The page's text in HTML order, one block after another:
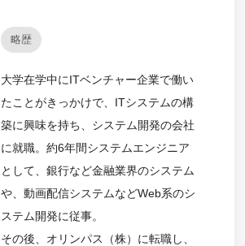
略歴
大学在学中にITベンチャー企業で働い
たことがきっかけで、ITシステムの構
築に興味を持ち、システム開発の会社
に就職。約6年間システムエンジニア
として、銀行など金融業界のシステム
や、動画配信システムなどWeb系のシ
ステム開発に従事。
その後、オリンパス（株）に転職し、